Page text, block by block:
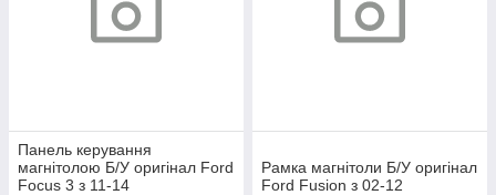
Панель керування
магнітолою Б/У оригінал Ford
Focus 3 з 11-14
Рамка магнітоли Б/У оригінал
Ford Fusion з 02-12